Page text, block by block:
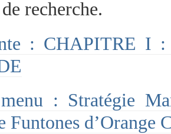
recherche.
: CHAPITRE I
: Stratégie
Funtones d’Orange